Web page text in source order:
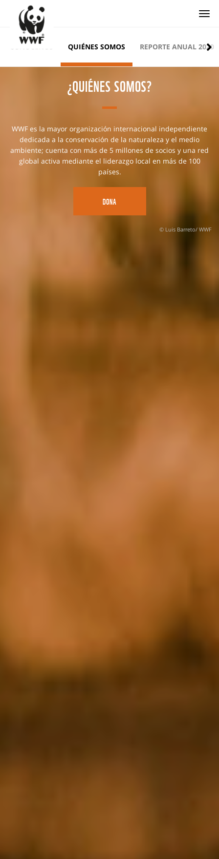
CONÓCENOS QUIÉNES SOMOS REPORTE ANUAL 2020
¿QUIÉNES SOMOS?
WWF es la mayor organización internacional independiente
dedicada a la conservación de la naturaleza y el medio
ambiente; cuenta con más de 5 millones de socios y una red
global activa mediante el liderazgo local en más de 100
países.
DONA
© Luis Barreto/ WWF